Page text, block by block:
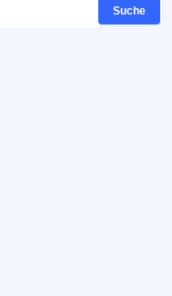
Suche